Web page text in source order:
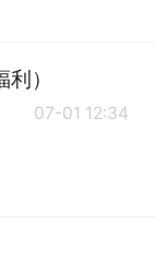
）
07-01 12:34